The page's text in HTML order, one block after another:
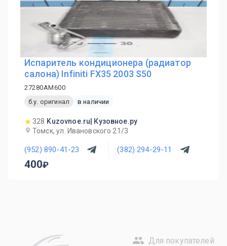
Испаритель кондиционера (радиатор
салона) Infiniti FX35 2003 S50
27280AM600
б.у. оригинал
в наличии
328 Kuzovnoe.ru| Кузовное.ру
Томск, ул. Ивановского 21/3
(952) 890-41-23 (382) 294-29-11
400
Для покупателей